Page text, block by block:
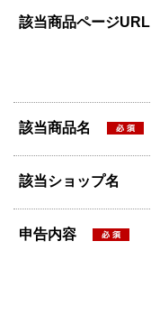
該当商品ページURL
該当商品名
該当ショップ名
申告内容